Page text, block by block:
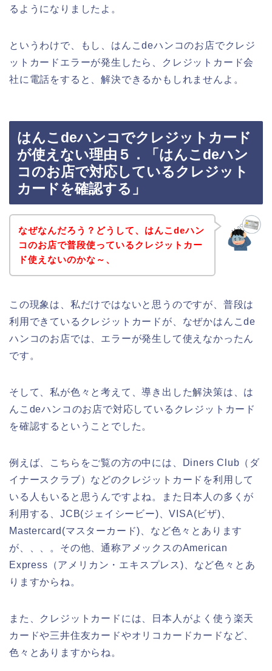
るようになりましたよ。
というわけで、もし、はんこdeハンコのお店でクレジ
ットカードエラーが発生したら、クレジットカード会
社に電話をすると、解決できるかもしれませんよ。
はんこdeハンコでクレジットカード
が使えない理由５．「はんこdeハン
コのお店で対応しているクレジット
カードを確認する」
なぜなんだろう？どうして、はんこdeハン
コのお店で普段使っているクレジットカー
ド使えないのかな～、
この現象は、私だけではないと思うのですが、普段は
利用できているクレジットカードが、なぜかはんこde
ハンコのお店では、エラーが発生して使えなかったん
です。
そして、私が色々と考えて、導き出した解決策は、は
んこdeハンコのお店で対応しているクレジットカード
を確認するということでした。
例えば、こちらをご覧の方の中には、Diners Club（ダ
イナースクラブ）などのクレジットカードを利用して
いる人もいると思うんですよね。また日本人の多くが
利用する、JCB(ジェイシービー)、VISA(ビザ)、
Mastercard(マスターカード)、など色々とあります
が、、、。その他、通称アメックスのAmerican
Express（アメリカン・エキスプレス)、など色々とあ
りますからね。
また、クレジットカードには、日本人がよく使う楽天
カードや三井住友カードやオリコカードカードなど、
色々とありますからね。